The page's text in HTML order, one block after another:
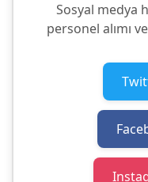
Sosyal medya
personel alımı